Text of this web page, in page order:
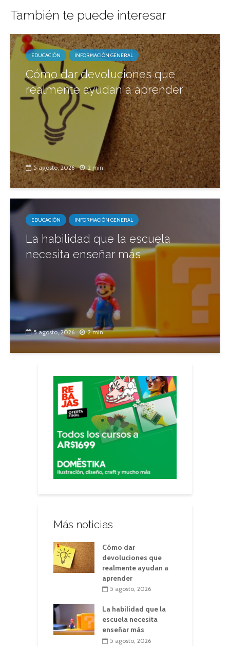
También te puede interesar
EDUCACIÓN INFORMACIÓN GENERAL
Cómo dar devoluciones que
realmente ayudan a aprender
5 agosto, 2026 2 min.
EDUCACIÓN INFORMACIÓN GENERAL
La habilidad que la escuela
necesita enseñar más
5 agosto, 2026 2 min.
Más noticias
Cómo dar
devoluciones que
realmente ayudan a
aprender
5 agosto, 2026
La habilidad que la
escuela necesita
enseñar más
5 agosto, 2026